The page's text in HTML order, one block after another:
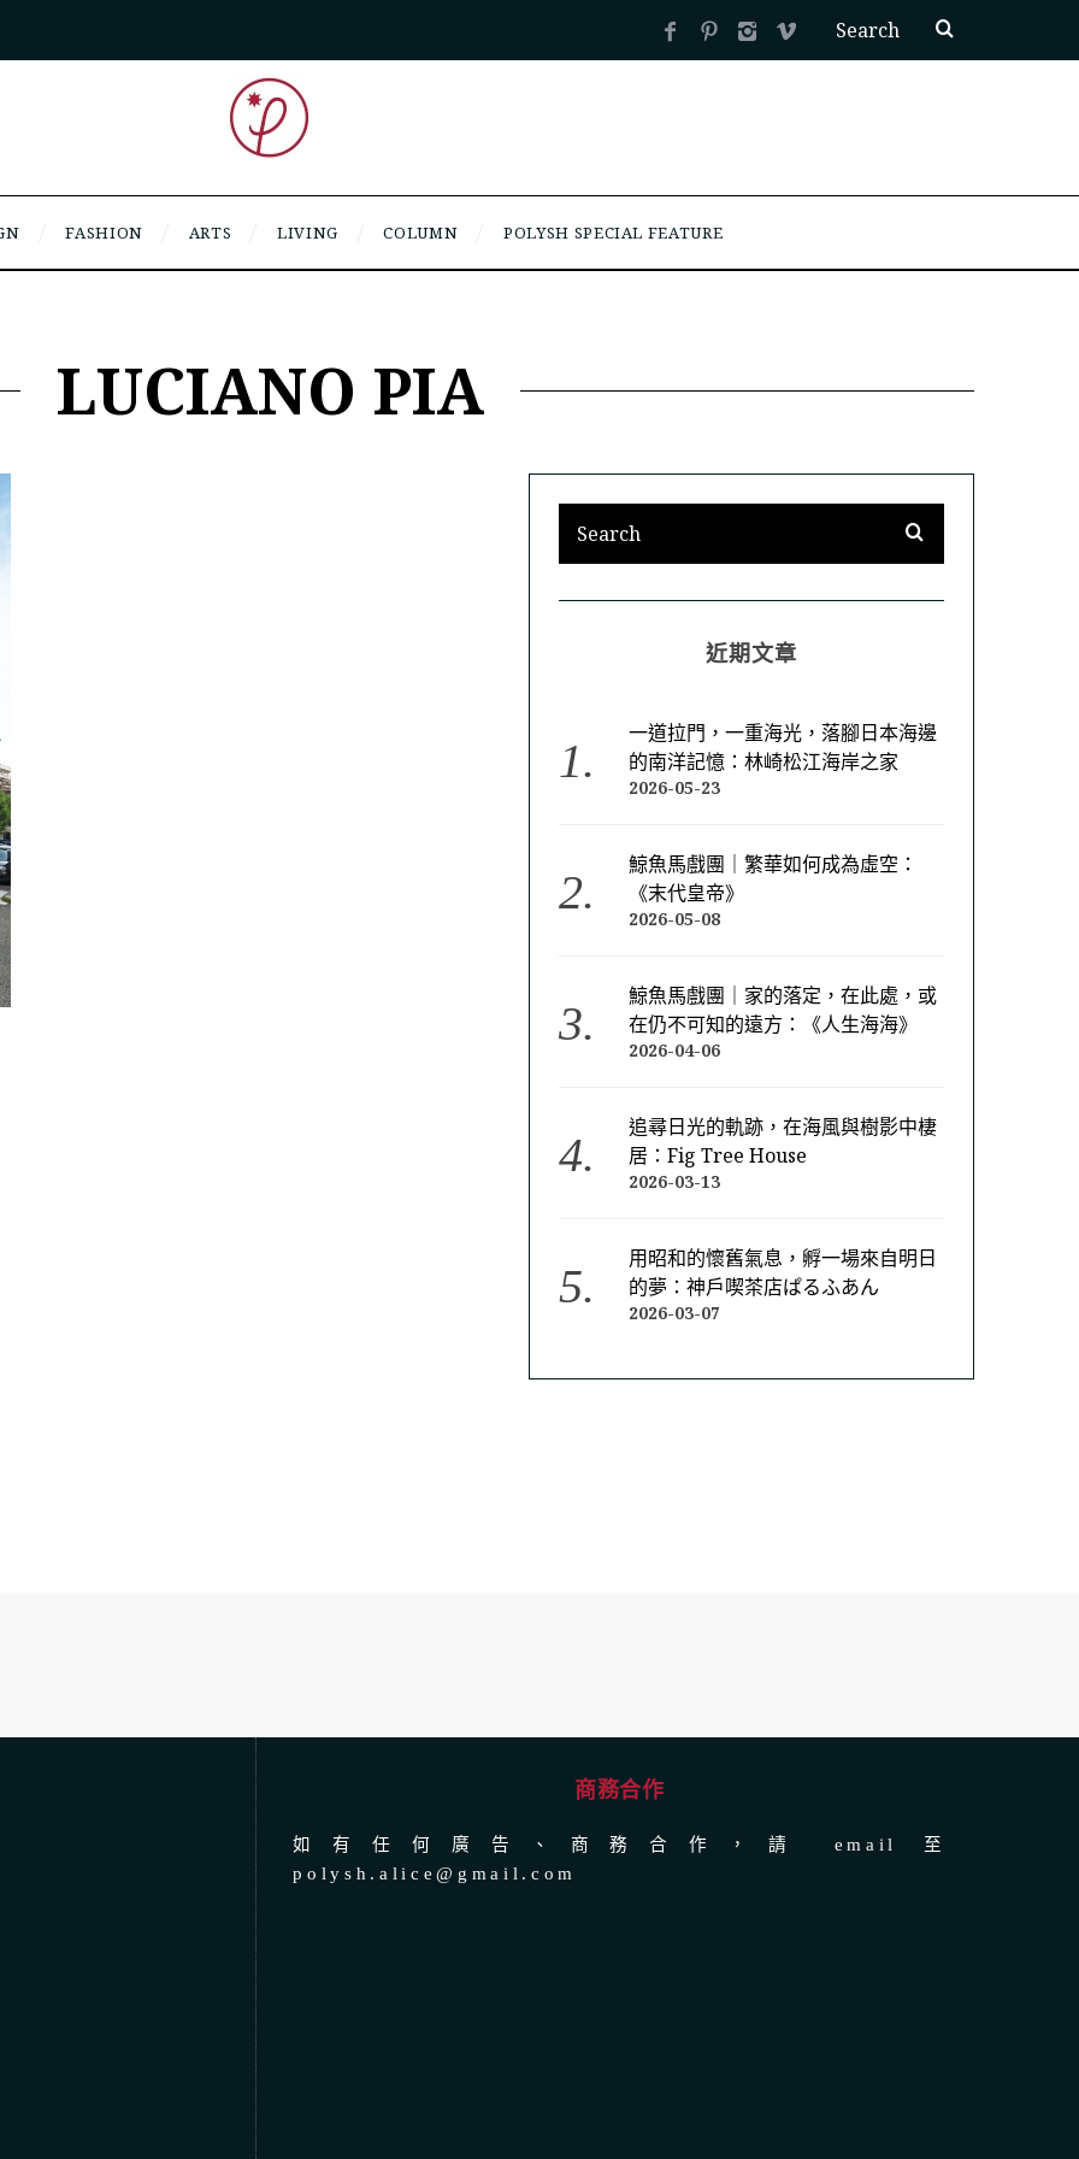
FASHION ARTS LIVING COLUMN POLYSH SPECIAL FEATURE
LUCIANO PIA
近期文章
一道拉門，一重海光，落腳日本海邊
的南洋記憶：林崎松江海岸之家
2026-05-23
鯨魚馬戲團｜繁華如何成為虛空：
《末代皇帝》
2026-05-08
鯨魚馬戲團｜家的落定，在此處，或
在仍不可知的遠方：《人生海海》
2026-04-06
追尋日光的軌跡，在海風與樹影中棲
居：Fig Tree House
2026-03-13
用昭和的懷舊氣息，孵一場來自明日
的夢：神戶喫茶店ぱるふあん
2026-03-07
商務合作
如有任何廣告、商務合作，請 email 至
polysh.alice@gmail.com